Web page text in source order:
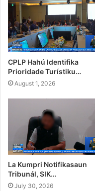
CPLP Hahú Identifika
Prioridade Turístiku…
August 1, 2026
La Kumpri Notifikasaun
Tribunál, SIK…
July 30, 2026